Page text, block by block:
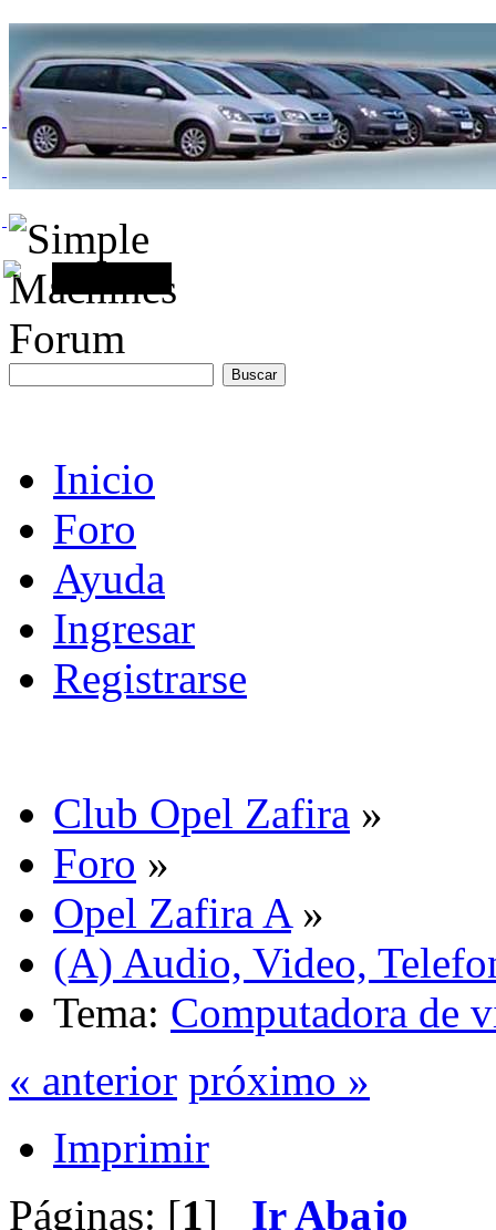
Inicio
Foro
Ayuda
Ingresar
Registrarse
Club Opel Zafira »
Foro »
Opel Zafira A»
(A) Audio, Video,
Tema: Computadora de
« anterior próximo »
Imprimir
Páginas: [1] Ir Abajo